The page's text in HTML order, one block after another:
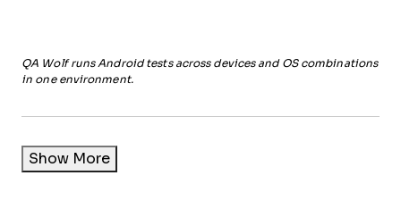
QA Wolf runs Android tests across devices and OS combinations
in one environment.
Show More